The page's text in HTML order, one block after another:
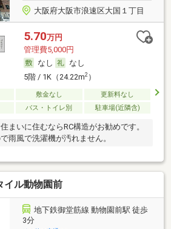
大阪府大阪市浪速区大国１丁目
5.70万円
管理費5,000円
なし
なし
5階 / 1K（24.22m2）
敷金なし
更新料なし
バス・トイレ別 駐車場(近隣含)
まいに住むならRC構造がお勧めです。
雨風で洗濯機が汚れません。
イル動物園前
地下鉄御堂筋線 動物園前駅 徒歩
3分